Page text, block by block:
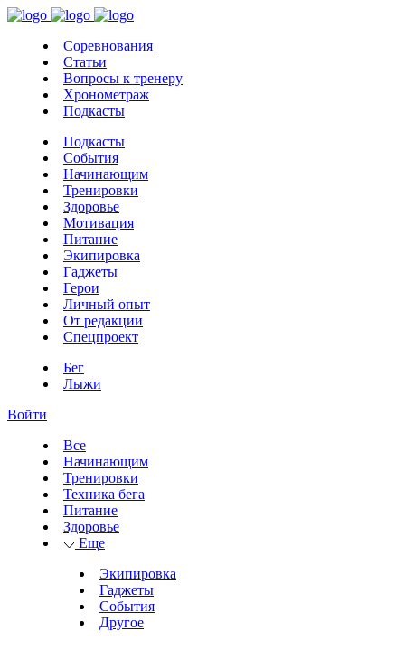
Соревнования
Статьи
Вопросы к тренеру
Хронометраж
Подкасты
Подкасты
События
Начинающим
Тренировки
Здоровье
Мотивация
Питание
Экипировка
Гаджеты
Герои
Личный опыт
От редакции
Спецпроект
Бег
Лыжи
Войти
Все
Начинающим
Тренировки
Техника бега
Питание
Здоровье
Еще
Экипировка
Гаджеты
События
Другое